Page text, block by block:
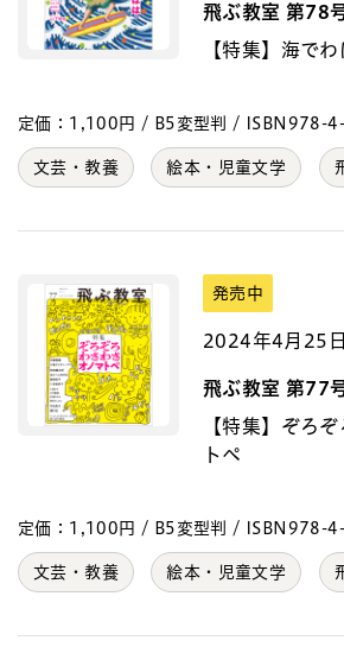
飛ぶ教室 第78
【特集】海で
定価：1,100円 / B5変型判 / ISBN978-
文芸・教養 絵本・児童文学
発売中
2024年4月25
飛ぶ教室 第77
【特集】ぞろ
トペ
定価：1,100円 / B5変型判 / ISBN978-
文芸・教養 絵本・児童文学